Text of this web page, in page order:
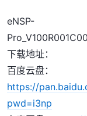
eNSP-
下载地址：
百度云盘：
https://
pwd=i3np